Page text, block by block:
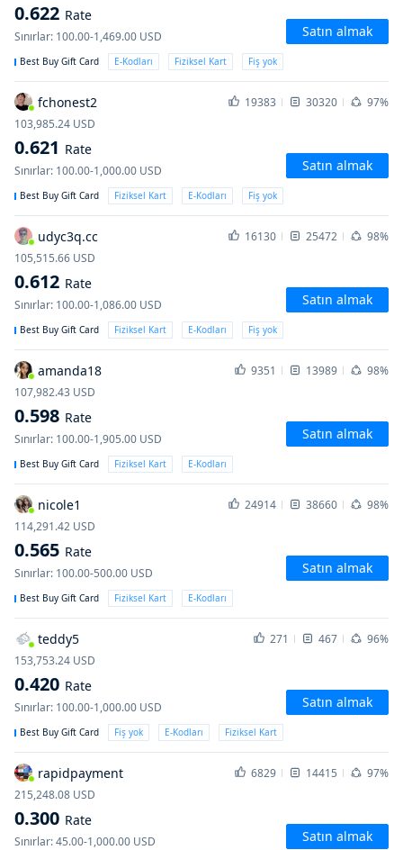
0.622 Rate
Sınırlar: 100.00-1,469.00 USD Satın almak
Best Buy Gift Card E-Kodları Fiziksel Kart Fiş yok
fchonest2 19383 30320
97%
103,985.24 USD
0.621 Rate
Sınırlar: 100.00-1,000.00 USD Satın almak
Best Buy Gift Card Fiziksel Kart E-Kodları Fiş yok
udyc3q.cc 16130 25472
98%
105,515.66 USD
0.612 Rate
Sınırlar: 100.00-1,086.00 USD Satın almak
Best Buy Gift Card Fiziksel Kart E-Kodları Fiş yok
amanda18 9351 13989
98%
107,982.43 USD
0.598 Rate
Sınırlar: 100.00-1,905.00 USD Satın almak
Best Buy Gift Card Fiziksel Kart E-Kodları
nicole1 24914 38660
98%
114,291.42 USD
0.565 Rate
Sınırlar: 100.00-500.00 USD Satın almak
Best Buy Gift Card Fiziksel Kart E-Kodları
teddy5 271 467
96%
153,753.24 USD
0.420 Rate
Sınırlar: 100.00-1,000.00 USD Satın almak
Best Buy Gift Card Fiş yok E-Kodları Fiziksel Kart
rapidpayment 6829 14415
97%
215,248.08 USD
0.300 Rate
Sınırlar:45.00-1,000.00 USD Satın almak